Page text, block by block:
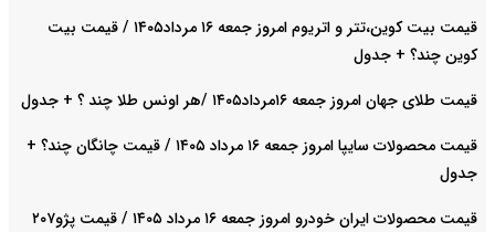
قیمت بیت کوین،تتر و اتریوم امروز جمعه ۱۶ مرداد۱۴۰۵ / قیمت بیت
کوین چند؟ + جدول
قیمت طلای جهان امروز جمعه ۱۶مرداد۱۴۰۵ /هر اونس طلا چند ؟ + جدول
قیمت محصولات سایپا امروز جمعه ۱۶ مرداد ۱۴۰۵ / قیمت چانگان چند؟ +
جدول
قیمت محصولات ایران خودرو امروز جمعه ۱۶ مرداد ۱۴۰۵ / قیمت پژو۲۰۷